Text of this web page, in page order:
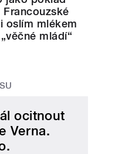
oslím mlékem
mládí“
ocitnout
Verna.